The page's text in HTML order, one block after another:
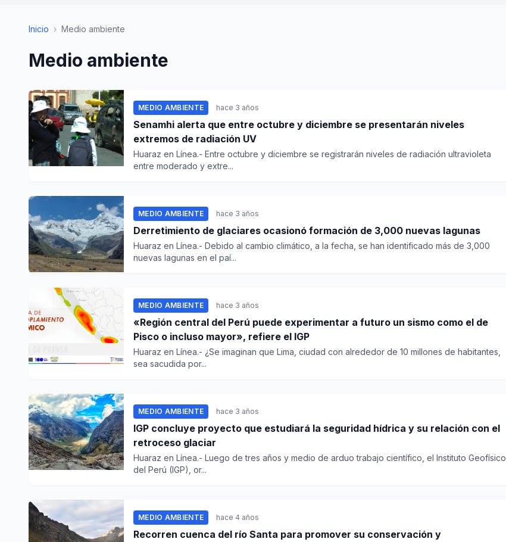
Inicio › Medio ambiente
Medio ambiente
MEDIO AMBIENTE hace 3 años
Senamhi alerta que entre octubre y diciembre se presentarán niveles
extremos de radiación UV
Huaraz en Línea.- Entre octubre y diciembre se registrarán niveles de radiación ultravioleta
entre moderado y extre...
MEDIO AMBIENTE hace 3 años
Derretimiento de glaciares ocasionó formación de 3,000 nuevas lagunas
Huaraz en Línea.- Debido al cambio climático, a la fecha, se han identificado más de 3,000
nuevas lagunas en el paí...
MEDIO AMBIENTE hace 3 años
«Región central del Perú puede experimentar a futuro un sismo como el de
Pisco o incluso mayor», refiere el IGP
Huaraz en Línea.- ¿Se imaginan que Lima, ciudad con alrededor de 10 millones de habitantes,
sea sacudida por...
MEDIO AMBIENTE hace 3 años
IGP concluye proyecto que estudiará la seguridad hídrica y su relación con el
retroceso glaciar
Huaraz en Línea.- Luego de tres años y medio de arduo trabajo científico, el Instituto Geofísico
del Perú (IGP), or...
MEDIO AMBIENTE hace 4 años
Recorren cuenca del río Santa para promover su conservación y